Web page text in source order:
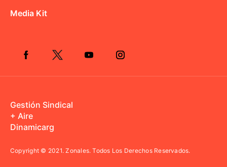
Media Kit
Gestión Sindical
+ Aire
Dinamicarg
Copyright © 2021.Zonales. Todos Los Derechos Reservados.